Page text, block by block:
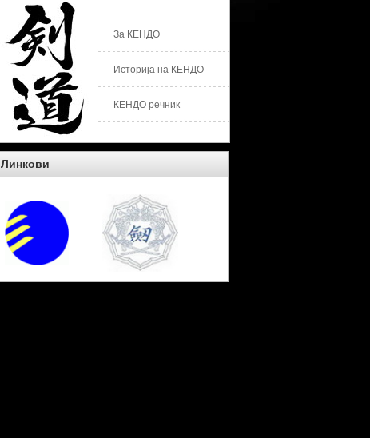
За КЕНДО
Историја на КЕНДО
КЕНДО речник
Линкови